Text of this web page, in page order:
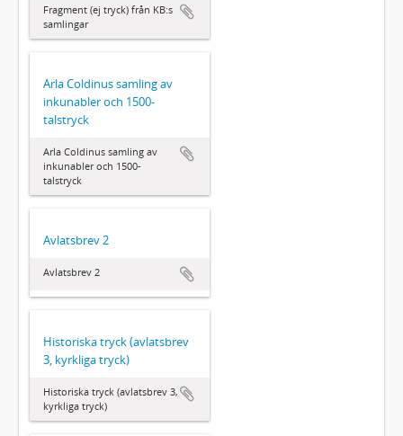
Fragment (ej tryck) från KB:s
samlingar
Arla Coldinus samling av
inkunabler och 1500-
talstryck
Arla Coldinus samling av
inkunabler och 1500-
talstryck
Avlatsbrev 2
Avlatsbrev 2
Historiska tryck (avlatsbrev
3, kyrkliga tryck)
Historiska tryck (avlatsbrev 3,
kyrkliga tryck)